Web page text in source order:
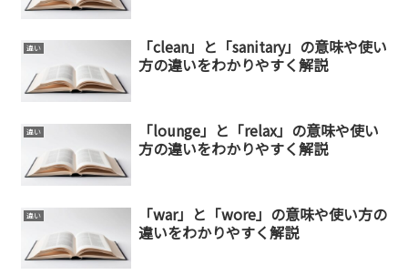
違い
「clean」と「sanitary」の意味や使い
方の違いをわかりやすく解説
違い
「lounge」と「relax」の意味や使い
方の違いをわかりやすく解説
違い
「war」と「wore」の意味や使い方の
違いをわかりやすく解説